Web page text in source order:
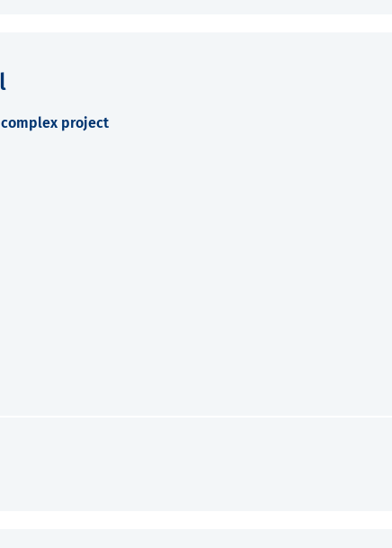
project